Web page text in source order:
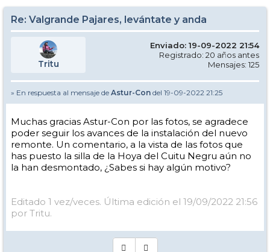
Re: Valgrande Pajares, levántate y anda
Tritu
Enviado: 19-09-2022 21:54
Registrado: 20 años antes
Mensajes: 125
» En respuesta al mensaje de Astur-Con del 19-09-2022 21:25
Muchas gracias Astur-Con por las fotos, se agradece
poder seguir los avances de la instalación del nuevo
remonte. Un comentario, a la vista de las fotos que
has puesto la silla de la Hoya del Cuitu Negru aún no
la han desmontado, ¿Sabes si hay algún motivo?
Editado 1 vez/veces. Última edición el 19/09/2022 21:56
por Tritu.